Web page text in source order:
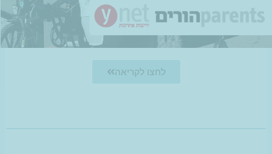
לחצו לקריאה